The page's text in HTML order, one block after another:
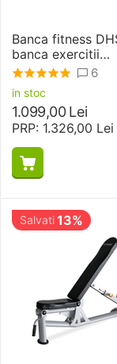
Banca fitness
banca exercitii
multifunctionala
6
in stoc
PRP: 1.326,00 Lei
1.099,00 Lei
Salvati13%